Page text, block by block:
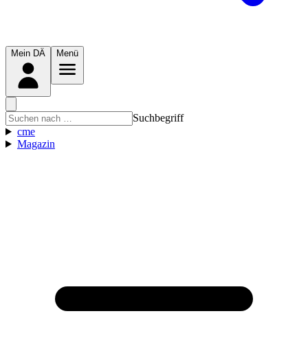
Mein DÄ Menü
Suchbegriff
cme
Magazin